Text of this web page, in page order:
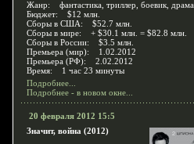
Жанр: фантастика, триллер, боевик, драма
Бюджет: $12 млн.
Сборы в США: $52.7 млн.
Сборы в мире: + $30.1 млн. = $82.8 млн.
Сборы в России: $3.5 млн.
Премьера (мир): 1.02.2012
Премьера (РФ): 2.02.2012
Время: 1 час 23 минуты
Подробнее...
Подробнее - в новом окне...
20 февраля 2012 15:5
Значит, война (2012)